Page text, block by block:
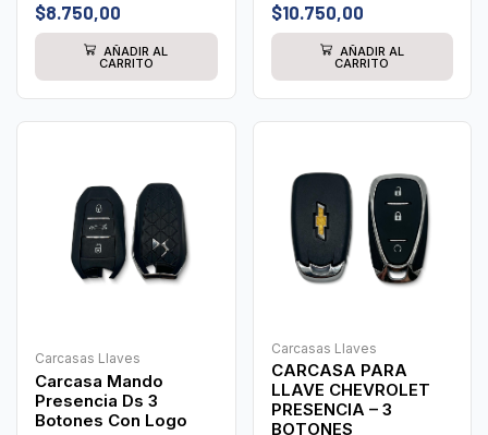
$8.750,00
AÑADIR AL
CARRITO
$10.750,00
AÑADIR AL
CARRITO
Carcasas Llaves
Carcasa Mando
Presencia Ds 3
Botones Con Logo
Carcasas Llaves
CARCASA PARA
LLAVE CHEVROLET
PRESENCIA – 3
BOTONES